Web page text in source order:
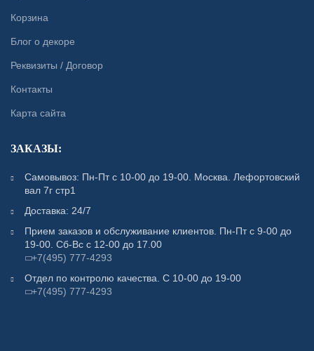
Корзина
Блог о декоре
Реквизиты / Договор
Контакты
Карта сайта
ЗАКАЗЫ:
Самовывоз: Пн-Пт с 10-00 до 19-00. Москва. Лефортовский
вал 7г стр1
Доставка: 24/7
Прием заказов и обслуживание клиентов. Пн-Пт с 9-00 до
19-00. Сб-Вс с 12-00 до 17.00
+7(495) 777-4293
Отдел по контролю качества. С 10-00 до 19-00
+7(495) 777-4293